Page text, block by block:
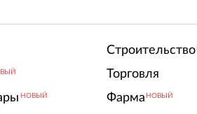
НОВЫЙ
Строительство
Торговля
Фарма НОВЫЙ